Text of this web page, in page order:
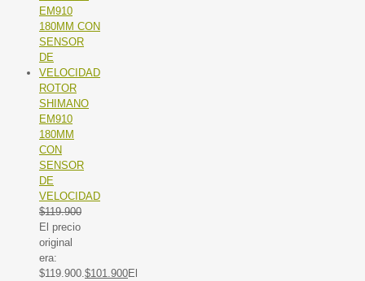
ROTOR
SHIMANO
EM910
180MM
CON
SENSOR
DE
VELOCIDAD
$119.900
El precio
original
era:
$119.900.$101.900El